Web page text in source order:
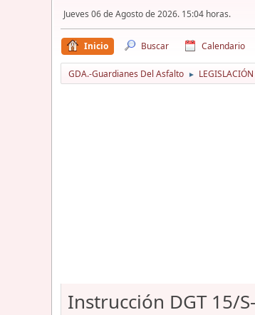
Jueves 06 de Agosto de 2026. 15:04 horas.
Inicio Buscar Calendario
GDA.-Guardianes Del Asfalto ► LEGISLACIÓN
Instrucción DGT 15/